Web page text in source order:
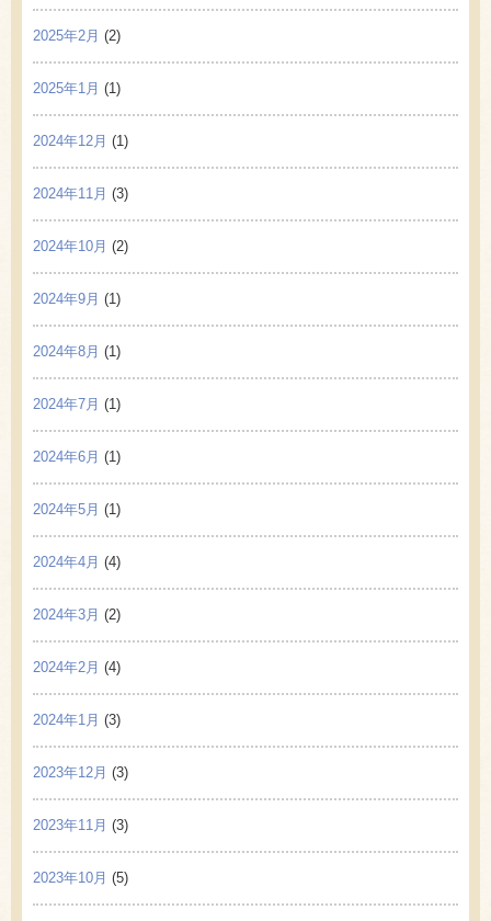
2025年2月 (2)
2025年1月 (1)
2024年12月 (1)
2024年11月 (3)
2024年10月 (2)
2024年9月 (1)
2024年8月 (1)
2024年7月 (1)
2024年6月 (1)
2024年5月 (1)
2024年4月 (4)
2024年3月 (2)
2024年2月 (4)
2024年1月 (3)
2023年12月 (3)
2023年11月 (3)
2023年10月 (5)